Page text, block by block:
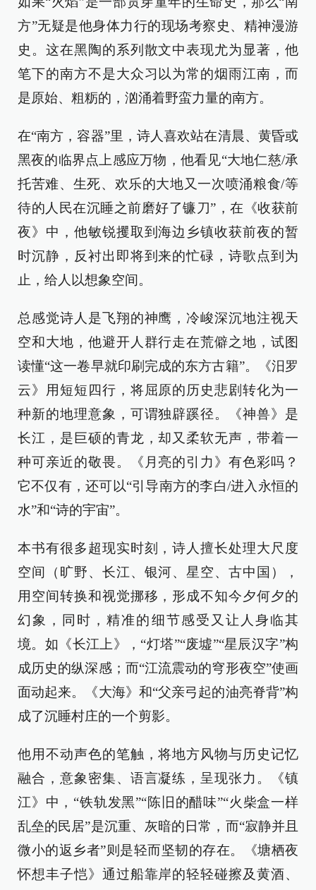
方”无疑是他身体力行的现场考察史、精神漫游
史。这在黑陶的系列散文中表现尤为显著，他
笔下的南方不是大众习以为常的烟雨江南，而
是原始、粗粝的，汹涌着野蛮力量的南方。
在“南方，容器”里，诗人喜欢站在清晨、黄昏或
黑夜的临界点上感应万物，他看见“大地仁慈/承
托苦难、生死、欢乐的大地又一次喷涌粮食/等
待的人民在沉睡之前磨好了镰刀”，在《收获前
夜》中，他敏锐攫取到海边乡镇收获前夜的暂
时沉静，反衬出即将到来的忙碌，诗歌点到为
止，给人以想象空间。
总感觉诗人是飞翔的神鹰，冷峻深沉地注视天
空和大地，他避开人群行走在荒僻之地，试图
读懂“这一卷早就印刷完成的东方古籍”。《汨罗
云》用短短四行，将屈原的历史悲剧转化为一
种新的地理意象，可谓独辟蹊径。《神兽》是
长江，是巨硕的青龙，却又柔软无声，带着一
种可亲近的敬畏。《月亮的引力》有色彩吗？
它不仅有，还可以“引导南方的李白/进入永恒的
水”和“诗的宇宙”。
本书有很多超现实时刻，诗人擅长处理大尺度
空间（旷野、长江、银河、星空、古中国），
用空间转换和视觉挪移，形成不知今夕何夕的
幻象，同时，精准的细节感受又让人身临其
境。如《长江上》，“灯塔”“废墟”“星辰汉字”构
成历史的纵深感；而“江流震动的穹形夜空”使画
面动起来。《大海》和“父亲弓起的油亮脊背”构
成了沉睡村庄的一个剪影。
他用不动声色的笔触，将地方风物与历史记忆
融合，意象密集、语言凝练，呈现张力。《镇
江》中，“铁轨发黑”“陈旧的醋味”“火柴盒一样
乱垒的民居”是沉重、灰暗的日常，而“寂静并且
微小的返乡者”则是轻而坚韧的存在。《塘栖夜
怀想丰子恺》通过船靠岸的轻轻碰擦及黄酒、